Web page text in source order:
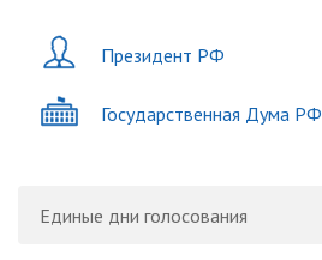
Президент РФ
Государственная Дума РФ
Единые дни голосования